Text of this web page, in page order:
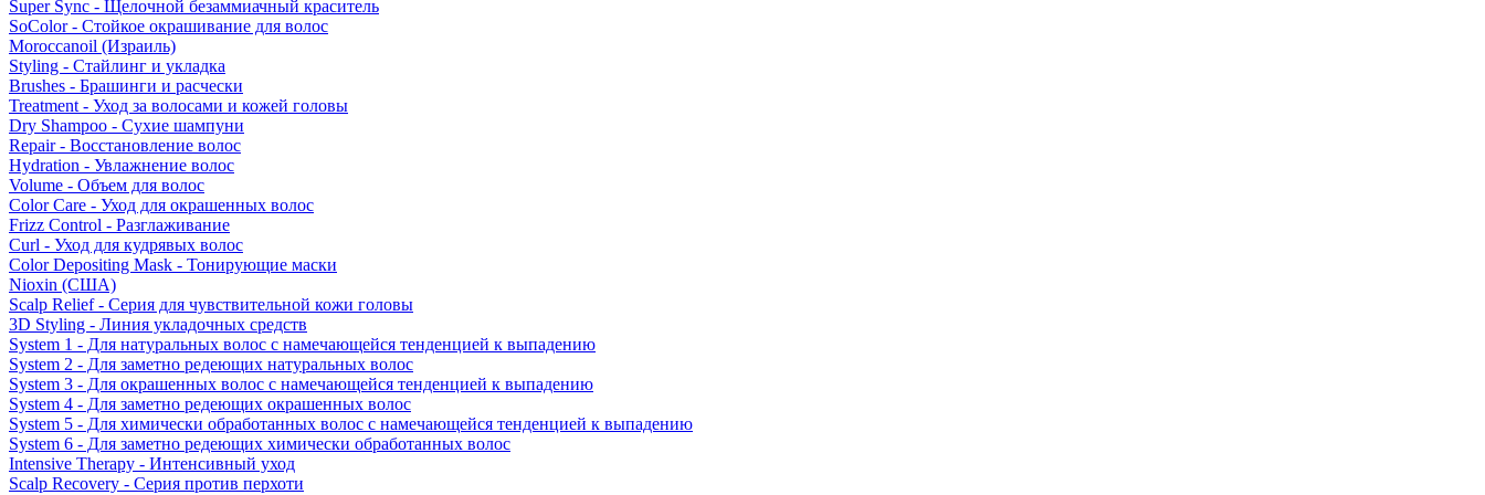
Super Sync - Щелочной безаммиачный краситель
SoColor - Стойкое окрашивание для волос
Moroccanoil (Израиль)
Styling - Стайлинг и укладка
Brushes - Брашинги и расчески
Treatment - Уход за волосами и кожей головы
Dry Shampoo - Сухие шампуни
Repair - Восстановление волос
Hydration - Увлажнение волос
Volume - Объем для волос
Color Care - Уход для окрашенных волос
Frizz Control - Разглаживание
Curl - Уход для кудрявых волос
Color Depositing Mask - Тонирующие маски
Nioxin (США)
Scalp Relief - Серия для чувствительной кожи головы
3D Styling - Линия укладочных средств
System 1 - Для натуральных волос с намечающейся тенденцией к выпадению
System 2 - Для заметно редеющих натуральных волос
System 3 - Для окрашенных волос с намечающейся тенденцией к выпадению
System 4 - Для заметно редеющих окрашенных волос
System 5 - Для химически обработанных волос с намечающейся тенденцией к выпадению
System 6 - Для заметно редеющих химически обработанных волос
Intensive Therapy - Интенсивный уход
Scalp Recovery - Серия против перхоти